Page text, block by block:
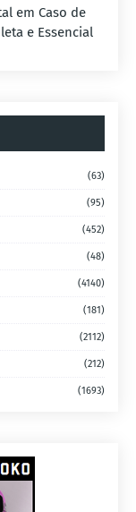
em Caso de
e Essencial
(63)
(95)
(452)
(48)
(4140)
(181)
(2112)
(212)
(1693)